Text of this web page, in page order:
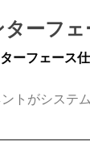
ーフェ
ーフェース
トがシステ